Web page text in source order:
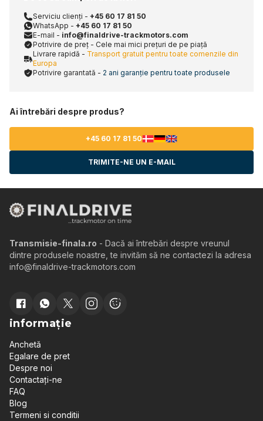
Serviciu clienți - +45 60 17 81 50
WhatsApp - +45 60 17 81 50
E-mail - info@finaldrive-trackmotors.com
Potrivire de preț - Cele mai mici prețuri de pe piață
Livrare rapidă - Transport gratuit pentru toate comenzile din
Europa
Potrivire garantată - 2 ani garanție pentru toate produsele
Ai întrebări despre produs?
+45 60 17 81 50
TRIMITE-NE UN E-MAIL
Transmisie-finala.ro - Dacă ai întrebări despre vreunul
dintre produsele noastre, te invităm să ne contactezi la adresa
info@finaldrive-trackmotors.com
informație
Anchetă
Egalare de pret
Despre noi
Contactați-ne
FAQ
Blog
Termeni si conditii